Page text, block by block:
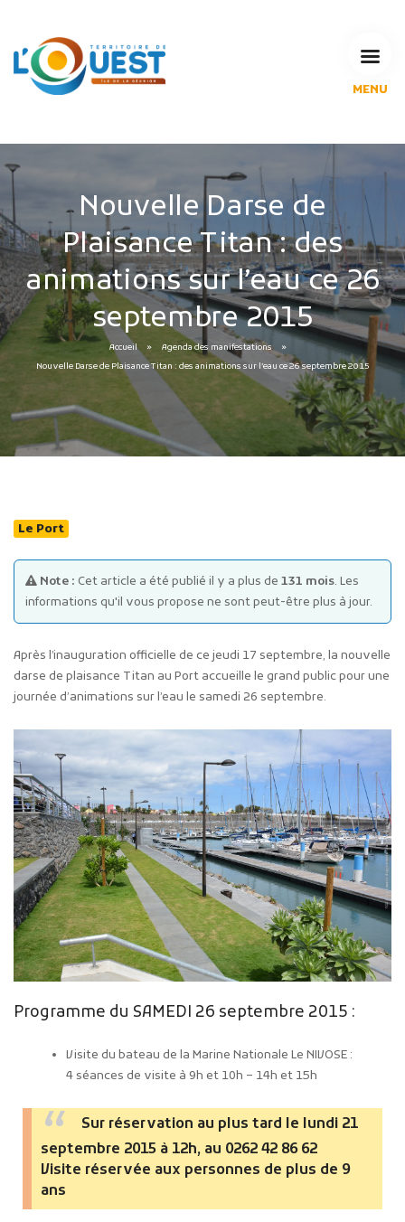
MENU
Espace Pédagogique
RECHERCHE
CALENDRIERS DE COLLECTE
MES DÉMARCHES
Publicité des actes
Marchés publics
Projets financés par l'Europe
Nouvelle Darse de
Plaisance Titan : des
animations sur l’eau ce 26
septembre 2015
Accueil
Agenda des manifestations
Nouvelle Darse de Plaisance Titan : des animations sur l’eau ce 26 septembre 2015
Le Port
Note : Cet article a été publié il y a plus de 131 mois. Les
informations qu'il vous propose ne sont peut-être plus à jour.
Après l’inauguration officielle de ce jeudi 17 septembre, la nouvelle
darse de plaisance Titan au Port accueille le grand public pour une
journée d’animations sur l’eau le samedi 26 septembre.
Programme du SAMEDI 26 septembre 2015 :
Visite du bateau de la Marine Nationale Le NIVOSE :
4 séances de visite à 9h et 10h – 14h et 15h
Sur réservation au plus tard le lundi 21
septembre 2015 à 12h, au 0262 42 86 62
Visite réservée aux personnes de plus de 9
ans